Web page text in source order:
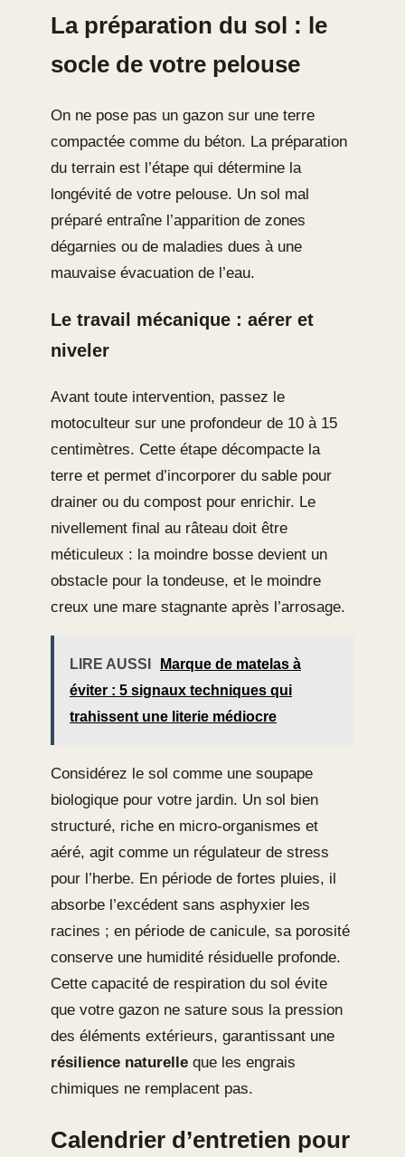
La préparation du sol : le
socle de votre pelouse
On ne pose pas un gazon sur une terre
compactée comme du béton. La préparation
du terrain est l’étape qui détermine la
longévité de votre pelouse. Un sol mal
préparé entraîne l’apparition de zones
dégarnies ou de maladies dues à une
mauvaise évacuation de l’eau.
Le travail mécanique : aérer et
niveler
Avant toute intervention, passez le
motoculteur sur une profondeur de 10 à 15
centimètres. Cette étape décompacte la
terre et permet d’incorporer du sable pour
drainer ou du compost pour enrichir. Le
nivellement final au râteau doit être
méticuleux : la moindre bosse devient un
obstacle pour la tondeuse, et le moindre
creux une mare stagnante après l’arrosage.
LIRE AUSSI
Marque de matelas à
éviter : 5 signaux techniques qui
trahissent une literie médiocre
Considérez le sol comme une soupape
biologique pour votre jardin. Un sol bien
structuré, riche en micro-organismes et
aéré, agit comme un régulateur de stress
pour l’herbe. En période de fortes pluies, il
absorbe l’excédent sans asphyxier les
racines ; en période de canicule, sa porosité
conserve une humidité résiduelle profonde.
Cette capacité de respiration du sol évite
que votre gazon ne sature sous la pression
des éléments extérieurs, garantissant une
résilience naturelle que les engrais
chimiques ne remplacent pas.
Calendrier d’entretien pour